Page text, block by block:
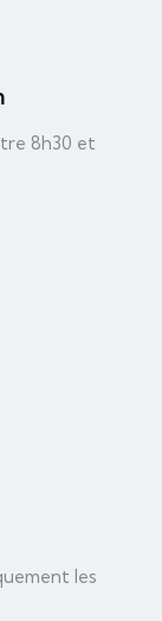
8h30 et
les